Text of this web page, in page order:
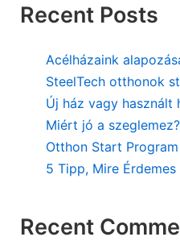
Recent Posts
Acélházaink
SteelTech otthonok
Új ház vagy használt
Miért jó a szeglemez?
Otthon Start Program
5 Tipp, Mire
Recent